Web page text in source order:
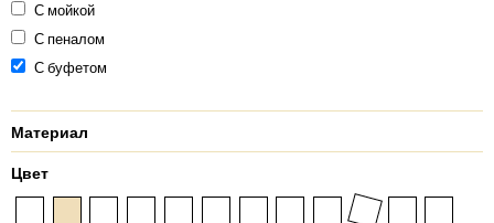
С мойкой
С пеналом
С буфетом
Материал
Цвет